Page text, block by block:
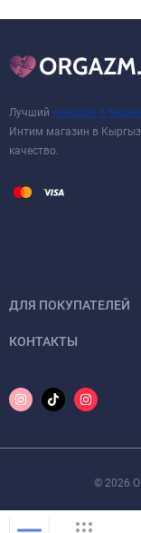
Лучший сексшоп в
Интим магазин в
качество.
ДЛЯ ПОКУПАТЕЛЕЙ
КОНТАКТЫ
© 2026